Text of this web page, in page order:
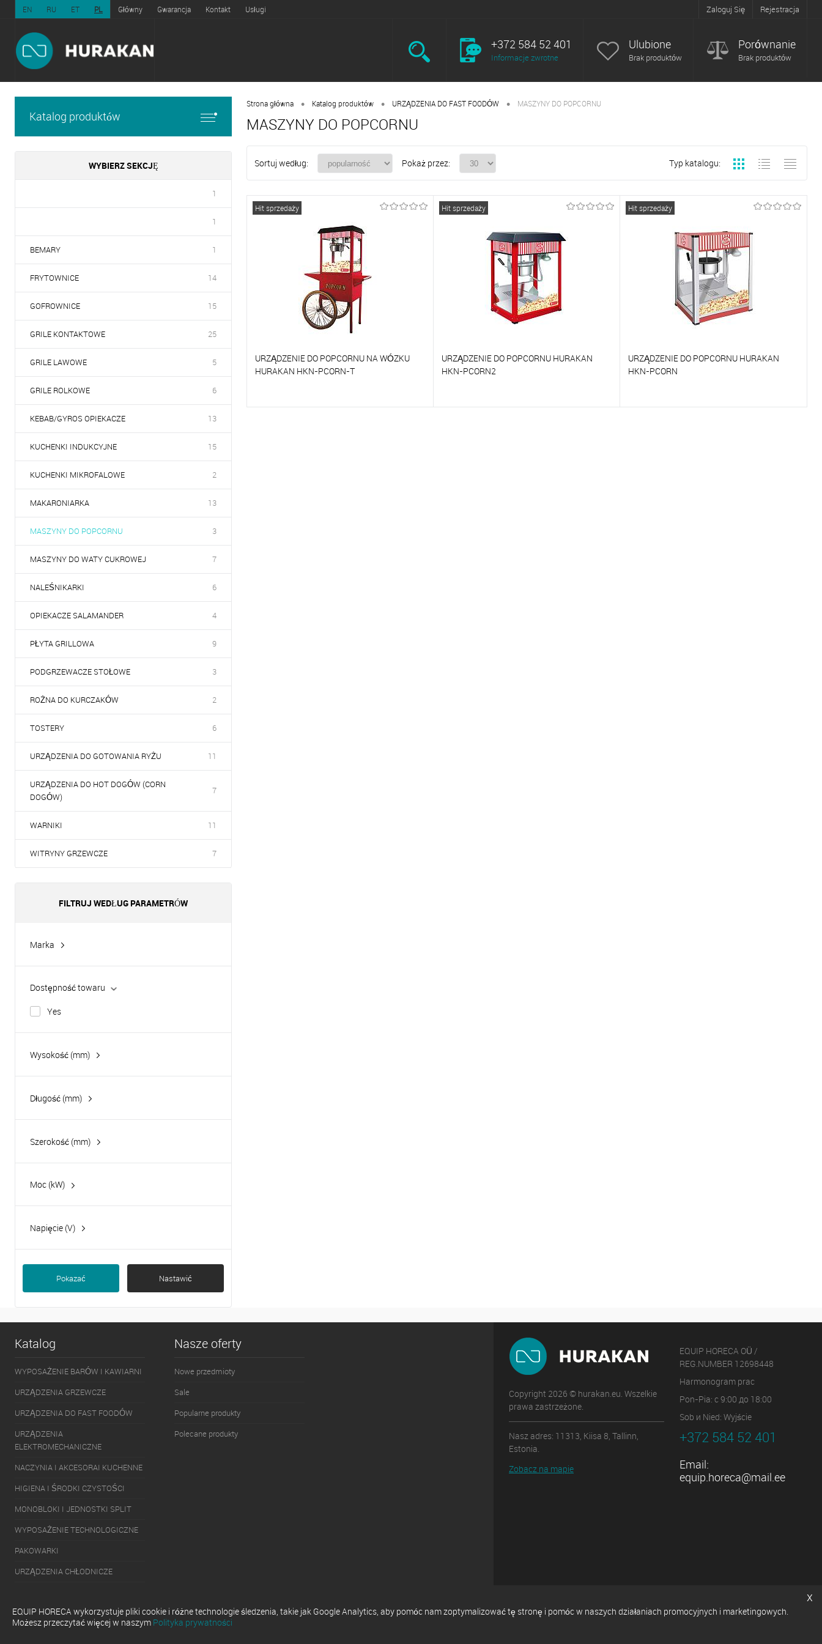
EN RU ET PL Główny Gwarancja Kontakt Usługi Zaloguj Się Rejestracja
+372 584 52 401
Informacje zwrotne
Ulubione
Brak produktów
Porównanie
Brak produktów
Katalog produktów
WYBIERZ SEKCJĘ
1
1
BEMARY 1
FRYTOWNICE 14
GOFROWNICE 15
GRILE KONTAKTOWE 25
GRILE LAWOWE 5
GRILE ROLKOWE 6
KEBAB/GYROS OPIEKACZE 13
KUCHENKI INDUKCYJNE 15
KUCHENKI MIKROFALOWE 2
MAKARONIARKA 13
MASZYNY DO POPCORNU 3
MASZYNY DO WATY CUKROWEJ 7
NALEŚNIKARKI 6
OPIEKACZE SALAMANDER 4
PŁYTA GRILLOWA 9
PODGRZEWACZE STOŁOWE 3
ROŻNA DO KURCZAKÓW 2
TOSTERY 6
URZĄDZENIA DO GOTOWANIA RYŻU 11
URZĄDZENIA DO HOT DOGÓW (CORN
DOGÓW)
7
WARNIKI 11
WITRYNY GRZEWCZE 7
FILTRUJ WEDŁUG PARAMETRÓW
Marka
Dostępność towaru
Yes
Wysokość (mm)
Długość (mm)
Szerokość (mm)
Moc (kW)
Napięcie (V)
Pokazać Nastawić
Strona główna • Katalog produktów • URZĄDZENIA DO FAST FOODÓW • MASZYNY DO POPCORNU
MASZYNY DO POPCORNU
Sortuj według: Pokaż przez: Typ katalogu:
Hit sprzedaży
URZĄDZENIE DO POPCORNU NA WÓZKU
HURAKAN HKN-PCORN-T
Hit sprzedaży
URZĄDZENIE DO POPCORNU HURAKAN
HKN-PCORN2
Hit sprzedaży
URZĄDZENIE DO POPCORNU HURAKAN
HKN-PCORN
Katalog
WYPOSAŻENIE BARÓW I KAWIARNI
URZĄDZENIA GRZEWCZE
URZĄDZENIA DO FAST FOODÓW
URZĄDZENIA
ELEKTROMECHANICZNE
NACZYNIA I AKCESORAI KUCHENNE
HIGIENA I ŚRODKI CZYSTOŚCI
MONOBLOKI I JEDNOSTKI SPLIT
WYPOSAŻENIE TECHNOLOGICZNE
PAKOWARKI
URZĄDZENIA CHŁODNICZE
ZMYWARKI
Nasze oferty
Nowe przedmioty
Sale
Popularne produkty
Polecane produkty
Copyright 2026 © hurakan.eu. Wszelkie
prawa zastrzeżone.
Nasz adres: 11313, Kiisa 8, Tallinn,
Estonia.
Zobacz na mapie
EQUIP HORECA OÜ /
REG.NUMBER 12698448
Harmonogram prac
Pon-Pia: с 9:00 до 18:00
Sob и Nied: Wyjście
+372 584 52 401
Email:
equip.horeca@mail.ee
x
EQUIP HORECA wykorzystuje pliki cookie i różne technologie śledzenia, takie jak Google Analytics, aby pomóc nam zoptymalizować tę stronę i pomóc w naszych działaniach promocyjnych i marketingowych.
Możesz przeczytać więcej w naszym Polityka prywatności